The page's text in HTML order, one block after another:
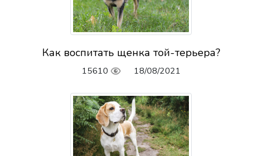
Как воспитать щенка той-терьера?
15610 18/08/2021